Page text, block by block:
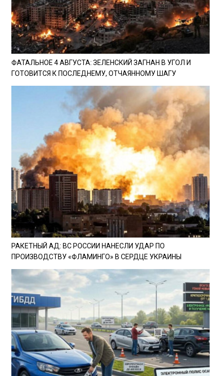
ФАТАЛЬНОЕ 4 АВГУСТА: ЗЕЛЕНСКИЙ ЗАГНАН В УГОЛ И
ГОТОВИТСЯ К ПОСЛЕДНЕМУ, ОТЧАЯННОМУ ШАГУ
РАКЕТНЫЙ АД: ВС РОССИИ НАНЕСЛИ УДАР ПО
ПРОИЗВОДСТВУ «ФЛАМИНГО» В СЕРДЦЕ УКРАИНЫ